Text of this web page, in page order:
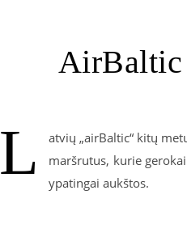
AirBaltic
L
atvių „airBaltic“ kitų
maršrutus, kurie
ypatingai aukštos.